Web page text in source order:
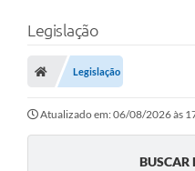
A Prefeitura
Turismo
Transparência
Legislação
Legislação
Atualizado em: 06/08/2026 às
BUSCAR